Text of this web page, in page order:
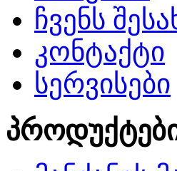
ჩვენს
კონტაქტი
სერვისები